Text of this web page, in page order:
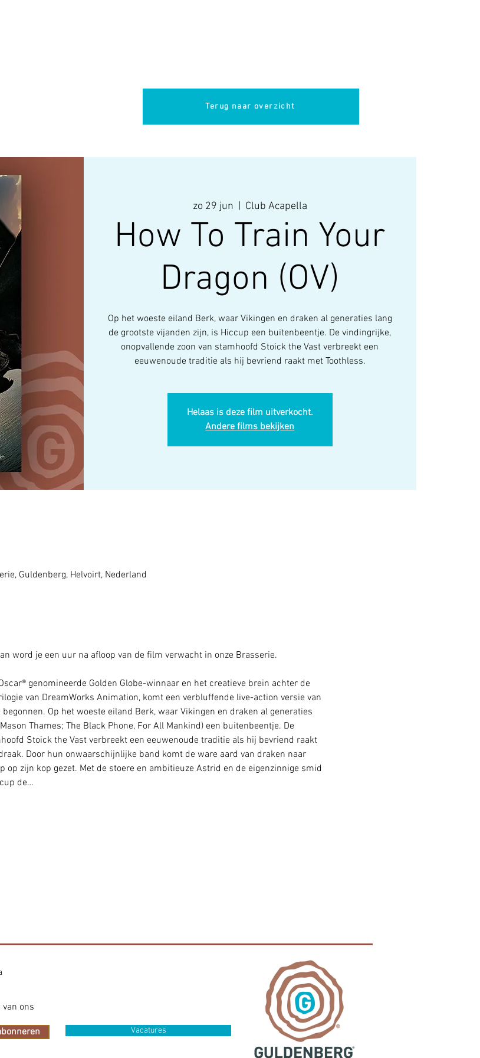
Terug naar overzicht
zo 29 jun
  |
Club Acapella
How To Train Your
Dragon (OV)
Op het woeste eiland Berk, waar Vikingen en draken al generaties lang
de grootste vijanden zijn, is Hiccup een buitenbeentje. De vindingrijke,
onopvallende zoon van stamhoofd Stoick the Vast verbreekt een
eeuwenoude traditie als hij bevriend raakt met Toothless.
Helaas is deze film uitverkocht.
Andere films bekijken
Guldenberg, Helvoirt, Nederland
word je een uur na afloop van de film verwacht in onze Brasserie.
genomineerde Golden Globe-winnaar en het creatieve brein achter de
van DreamWorks Animation, komt een verbluffende live-action versie van
Op het woeste eiland Berk, waar Vikingen en draken al generaties
Thames; The Black Phone, For All Mankind) een buitenbeentje. De
Stoick the Vast verbreekt een eeuwenoude traditie als hij bevriend raakt
Door hun onwaarschijnlijke band komt de ware aard van draken naar
op zijn kop gezet. Met de stoere en ambitieuze Astrid en de eigenzinnige smid
de…
ons
Vacatures